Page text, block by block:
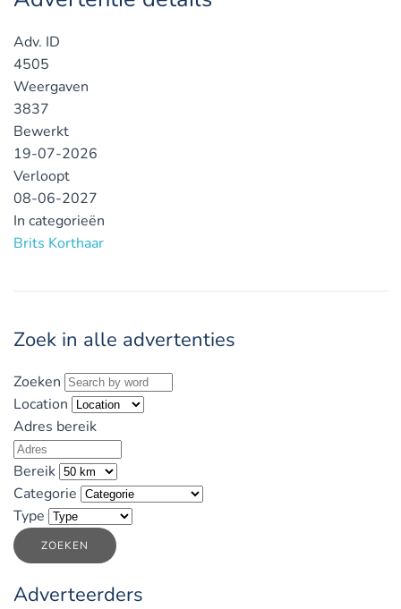
Adv. ID
4505
Weergaven
3837
Bewerkt
19-07-2026
Verloopt
08-06-2027
In categorieën
Brits Korthaar
Zoek in alle advertenties
Zoeken
Location
Adres bereik
Bereik
Categorie
Type
ZOEKEN
Adverteerders